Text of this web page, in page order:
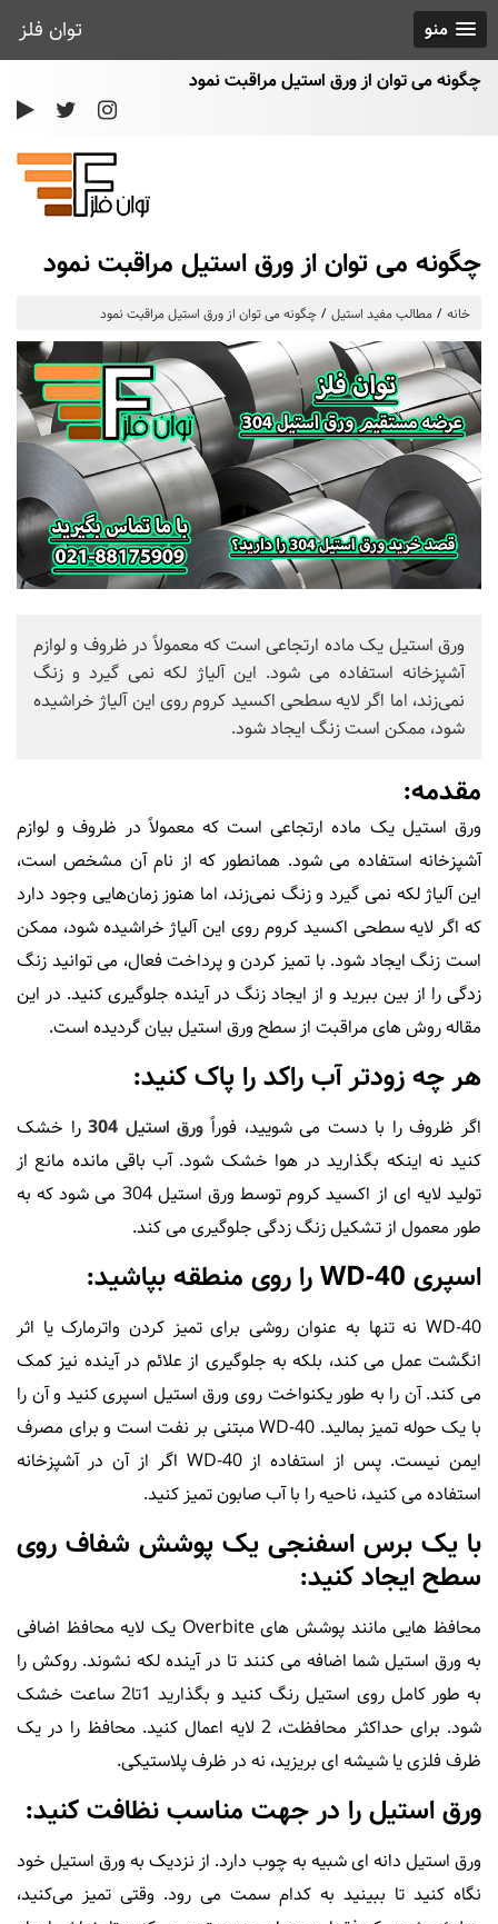
توان فلز
منو
چگونه می توان از ورق استیل مراقبت نمود
چگونه می توان از ورق استیل مراقبت نمود
خانه مطالب مفید استیل چگونه می توان از ورق استیل مراقبت نمود
ورق استیل یک ماده ارتجاعی است که معمولاً در ظروف و لوازم
آشپزخانه استفاده می شود. این آلیاژ لکه نمی گیرد و زنگ
نمی‌زند، اما اگر لایه سطحی اکسید کروم روی این آلیاژ خراشیده
شود، ممکن است زنگ ایجاد شود.
مقدمه:
ورق استیل یک ماده ارتجاعی است که معمولاً در ظروف و لوازم
آشپزخانه استفاده می شود. همانطور که از نام آن مشخص است،
این آلیاژ لکه نمی گیرد و زنگ نمی‌زند، اما هنوز زمان‌هایی وجود دارد
که اگر لایه سطحی اکسید کروم روی این آلیاژ خراشیده شود، ممکن
است زنگ ایجاد شود. با تمیز کردن و پرداخت فعال، می توانید زنگ
زدگی را از بین ببرید و از ایجاد زنگ در آینده جلوگیری کنید. در این
مقاله روش های مراقبت از سطح ورق استیل بیان گردیده است.
هر چه زودتر آب راکد را پاک کنید:
اگر ظروف را با دست می شویید، فوراً ورق استیل 304
را خشک
کنید نه اینکه بگذارید در هوا خشک شود. آب باقی مانده مانع از
تولید لایه ای از اکسید کروم توسط ورق استیل 304 می شود که به
طور معمول از تشکیل زنگ زدگی جلوگیری می کند.
اسپری WD-40 را روی منطقه بپاشید:
WD-40 نه تنها به عنوان روشی برای تمیز کردن واترمارک یا اثر
انگشت عمل می کند، بلکه به جلوگیری از علائم در آینده نیز کمک
می کند. آن را به طور یکنواخت روی ورق استیل اسپری کنید و آن را
با یک حوله تمیز بمالید. WD-40 مبتنی بر نفت است و برای مصرف
ایمن نیست. پس از استفاده از WD-40 اگر از آن در آشپزخانه
استفاده می کنید، ناحیه را با آب صابون تمیز کنید.
با یک برس اسفنجی یک پوشش شفاف روی
سطح ایجاد کنید:
محافظ هایی مانند پوشش های Overbite یک لایه محافظ اضافی
به ورق استیل شما اضافه می کنند تا در آینده لکه نشوند. روکش را
به طور کامل روی استیل رنگ کنید و بگذارید 1تا2 ساعت خشک
شود. برای حداکثر محافظت، 2 لایه اعمال کنید. محافظ را در یک
ظرف فلزی یا شیشه ای بریزید، نه در ظرف پلاستیکی.
ورق استیل را در جهت مناسب نظافت کنید:
ورق استیل دانه ای شبیه به چوب دارد. از نزدیک به ورق استیل خود
نگاه کنید تا ببینید به کدام سمت می رود. وقتی تمیز می‌کنید،